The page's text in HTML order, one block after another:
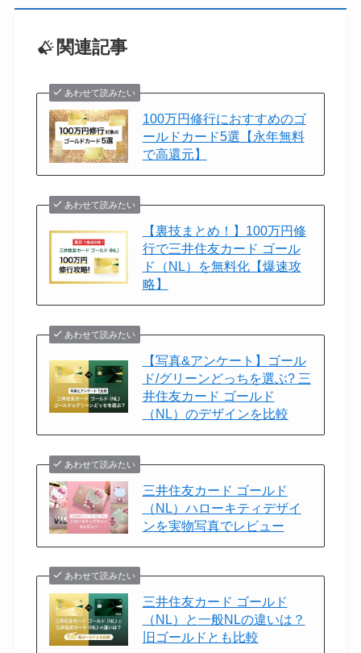
関連記事
あわせて読みたい
100万円修行におすすめのゴ
ールドカード5選【永年無料
で高還元】
あわせて読みたい
【裏技まとめ！】100万円修
行で三井住友カード ゴール
ド（NL）を無料化【爆速攻
略】
あわせて読みたい
【写真&アンケート】ゴール
ド/グリーンどっちを選ぶ? 三
井住友カード ゴールド
（NL）のデザインを比較
あわせて読みたい
三井住友カード ゴールド
（NL）ハローキティデザイ
ンを実物写真でレビュー
あわせて読みたい
三井住友カード ゴールド
（NL）と一般NLの違いは？
旧ゴールドとも比較